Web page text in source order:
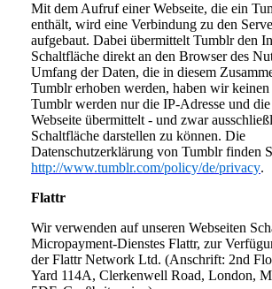
Mit dem Aufruf einer Webseite, die ein
enthält, wird eine Verbindung zu den
aufgebaut. Dabei übermittelt Tumblr den
Schaltfläche direkt an den Browser des
Umfang der Daten, die in diesem
Tumblr erhoben werden, haben wir
Tumblr werden nur die IP-Adresse und
Webseite übermittelt - und zwar
Schaltfläche darstellen zu können. Die
Datenschutzerklärung von Tumblr finden
http://www.tumblr.com/policy/de/privacy.
Flattr
Wir verwenden auf unseren Webseiten
Micropayment-Dienstes Flattr, zur
der Flattr Network Ltd. (Anschrift: 2nd
Yard 114A, Clerkenwell Road, London,